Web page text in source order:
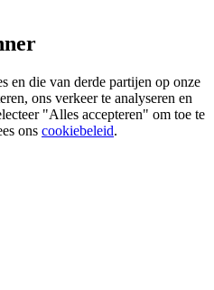
en die van derde partijen op onze
ons verkeer te analyseren en
"Alles accepteren" om toe te
ons cookiebeleid.